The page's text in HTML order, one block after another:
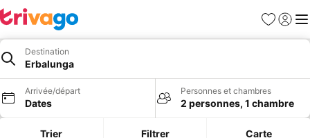
Favoris
Se
Destination
Erbalunga
Arrivée/départ
Dates
Personnes et chambres
2 personnes, 1 chambre
Trier Filtrer Carte